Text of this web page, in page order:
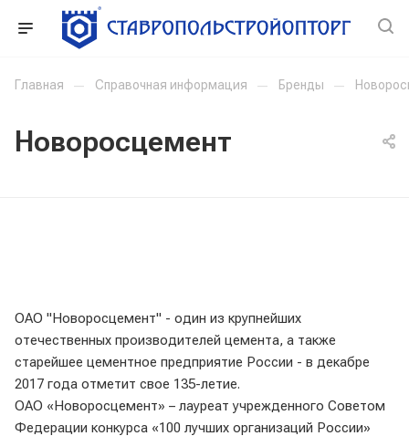
Главная — Справочная информация — Бренды —
Новоросцемент
ОАО "Новоросцемент" - один из крупнейших
отечественных производителей цемента, а также
старейшее цементное предприятие России - в декабре
2017 года отметит свое 135-летие.
ОАО «Новоросцемент» – лауреат учрежденного Советом
Федерации конкурса «100 лучших организаций России»